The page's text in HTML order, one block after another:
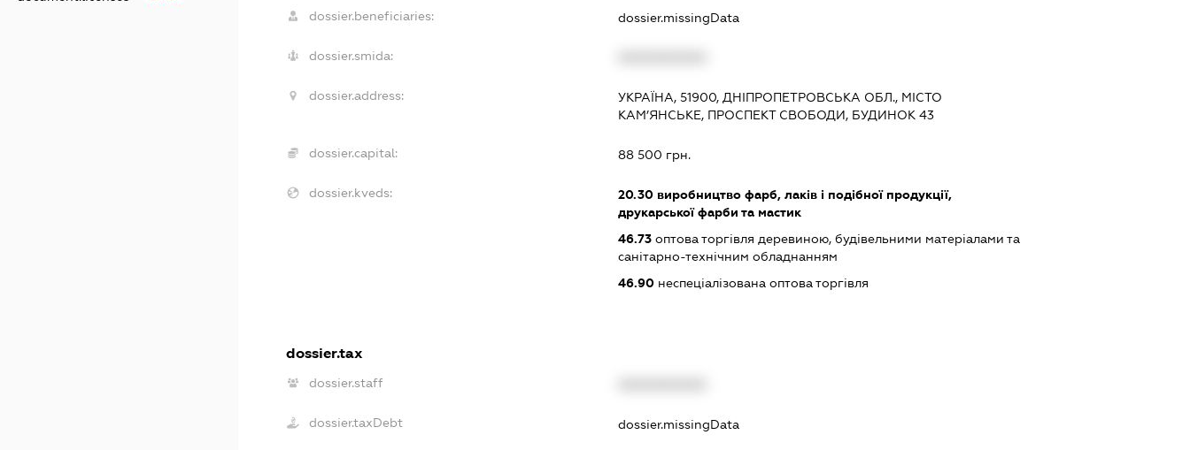
dossier.beneficiaries: dossier.missingData
dossier.smida:
dossier.address:
УКРАЇНА, 51900, ДНІПРОПЕТРОВСЬКА ОБЛ., МІСТО
КАМ’ЯНСЬКЕ, ПРОСПЕКТ СВОБОДИ, БУДИНОК 43
dossier.capital: 88 500 грн.
dossier.kveds: 20.30виробництво фарб, лаків і подібної продукції,
друкарської фарби та мастик
46.73оптова торгівля деревиною, будівельними матеріалами та
санітарно-технічним обладнанням
46.90неспеціалізована оптова торгівля
dossier.tax
dossier.staff
dossier.taxDebt dossier.missingData